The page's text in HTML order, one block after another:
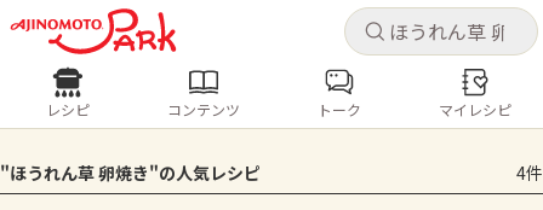
キャ
ログインするとレシピを保存できます
ログイン
キャ
レシピ コンテンツ
レシピ コンテンツ トーク マイレシピ
"ほうれん草 卵焼き"の人気レシピ 4件